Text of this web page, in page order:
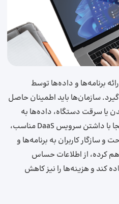
برنامه‌ها و داده‌ها توسط
سازمان‌ها باید اطمینان حاصل
یا سرقت دستگاه، داده‌ها به
دست افراد ناشناس نیفتد. در اینجا با داشتن سرویس DaaS مناسب،
سازگار کاربران به برنامه‌ها و
کرده، از اطلاعات حساس
کند و هزینه‌ها را نیز کاهش